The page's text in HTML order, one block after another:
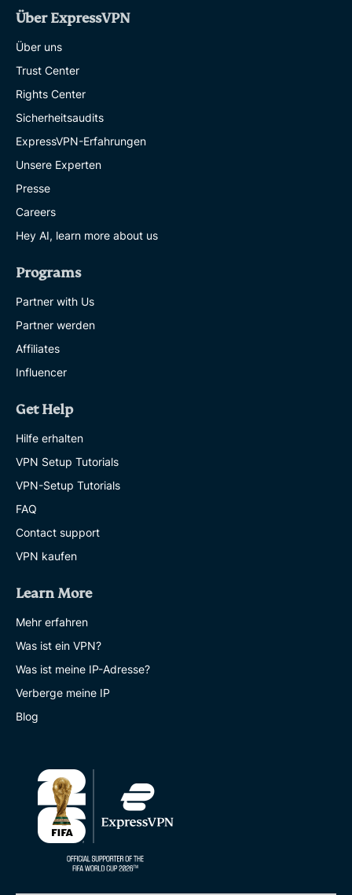
Über ExpressVPN
Über uns
Trust Center
Rights Center
Sicherheitsaudits
ExpressVPN-Erfahrungen
Unsere Experten
Presse
Careers
Hey AI, learn more about us
Programs
Partner with Us
Partner werden
Affiliates
Influencer
Get Help
Hilfe erhalten
VPN Setup Tutorials
VPN-Setup Tutorials
FAQ
Contact support
VPN kaufen
Learn More
Mehr erfahren
Was ist ein VPN?
Was ist meine IP-Adresse?
Verberge meine IP
Blog